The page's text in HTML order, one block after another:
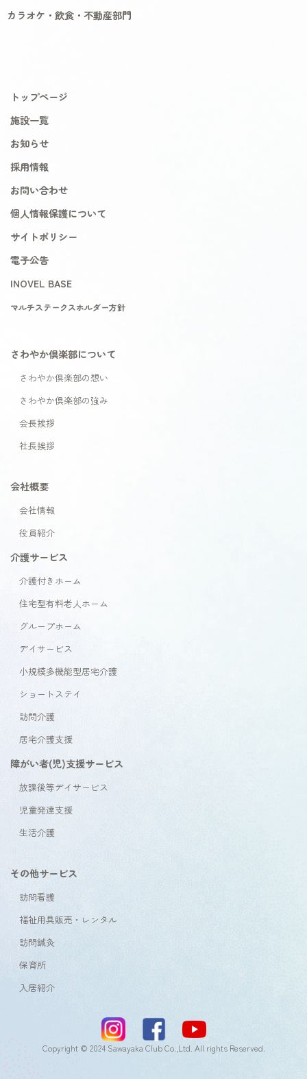
カラオケ・飲食・不動産部門
トップページ
施設一覧
お知らせ
採用情報
お問い合わせ
個人情報保護について
サイトポリシー
電子公告
INOVEL BASE
マルチステークスホルダー方針
さわやか倶楽部について
さわやか倶楽部の想い
さわやか倶楽部の強み
会長挨拶
社長挨拶
会社概要
会社情報
役員紹介
介護サービス
介護付きホーム
住宅型有料老人ホーム
グループホーム
デイサービス
小規模多機能型居宅介護
ショートステイ
訪問介護
居宅介護支援
障がい者(児)支援サービス
放課後等デイサービス
児童発達支援
生活介護
その他サービス
訪問看護
福祉用具販売・レンタル
訪問鍼灸
保育所
入居紹介
Copyright © 2024 Sawayaka Club Co.,Ltd. All rights Reserved.